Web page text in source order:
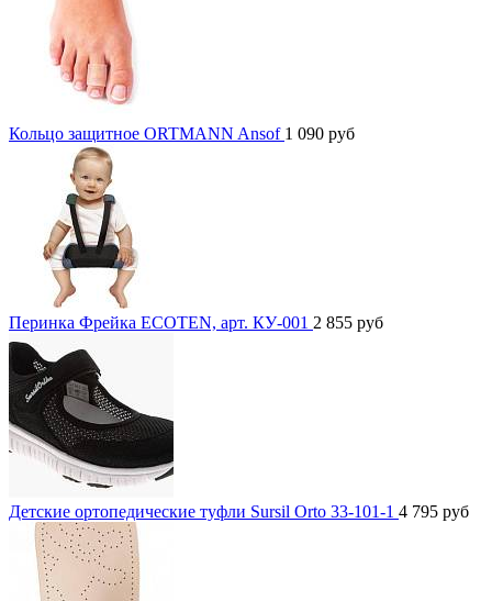
Кольцо защитное ORTMANN Ansof 1 090 руб
Перинка Фрейка ECOTEN, арт. КУ-001 2 855 руб
Детские ортопедические туфли Sursil Orto 33-101-1 4 795 руб